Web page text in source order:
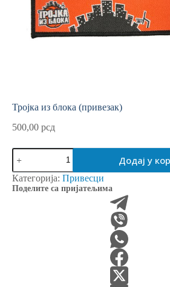
Тројка из блока (привезак)
500,00 рсд
Тројка
из
блока
(привезак)
количина
Додај у
Категорија: Привесци
Поделите са пријатељима